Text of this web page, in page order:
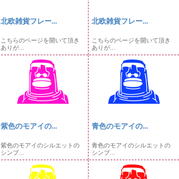
北欧雑貨フレー...
こちらのページを開いて頂き
ありが...
北欧雑貨フレー...
こちらのページを開いて頂き
ありが...
紫色のモアイの...
紫色のモアイのシルエットの
シンプ...
青色のモアイの...
青色のモアイのシルエットの
シンプ...